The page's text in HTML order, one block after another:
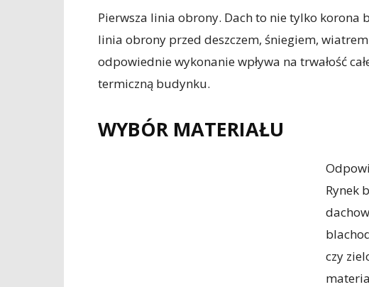
Pierwsza linia obrony. Dach to nie tylko korona
linia obrony przed deszczem, śniegiem,
odpowiednie wykonanie wpływa na trwałość
termiczną budynku.
WYBÓR MATERIAŁU
Rynek
czy